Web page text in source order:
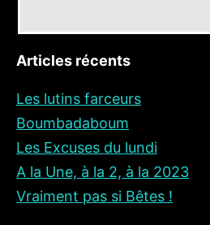
Articles récents
Les lutins farceurs
Boumbadaboum
Les Excuses du lundi
A la Une, à la 2, à la 2023
Vraiment pas si Bêtes !